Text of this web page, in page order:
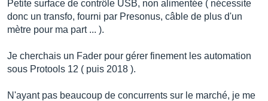
Petite surface de contrôle USB, non alimentée ( nécessite
donc un transfo, fourni par Presonus, câble de plus d'un
mètre pour ma part ... ).
Je cherchais un Fader pour gérer finement les automation
sous Protools 12 ( puis 2018 ).
N'ayant pas beaucoup de concurrents sur le marché, je me